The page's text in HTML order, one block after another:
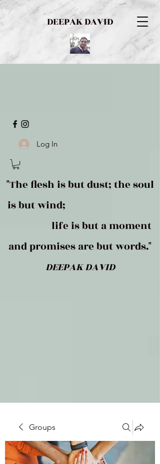
DEEPAK DAVID
Log In
"The flesh is but dust; the soul
is but wind;
life is but a moment
and promises are but words."
DEEPAK DAVID
Groups